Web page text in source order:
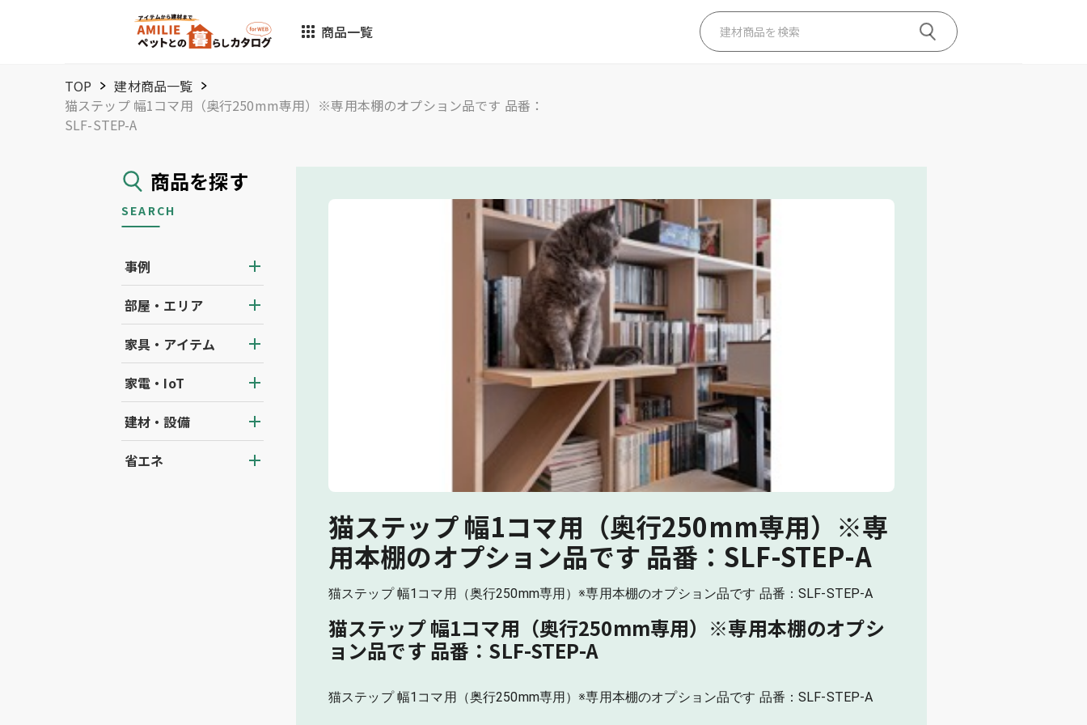
商品一覧
TOP
建材商品一覧
猫ステップ 幅1コマ用（奥行250mm専用）※専用本棚のオプション品です 品番：
SLF-STEP-A
商品を探す
SEARCH
事例
部屋・エリア
家具・アイテム
家電・IoT
建材・設備
省エネ
猫ステップ 幅1コマ用（奥行250mm専用）※専
用本棚のオプション品です 品番：SLF-STEP-A
猫ステップ 幅1コマ用（奥行250mm専用）※専用本棚のオプション品です 品番：SLF-STEP-A
猫ステップ 幅1コマ用（奥行250mm専用）※専用本棚のオプシ
ョン品です 品番：SLF-STEP-A
猫ステップ 幅1コマ用（奥行250mm専用）※専用本棚のオプション品です 品番：SLF-STEP-A